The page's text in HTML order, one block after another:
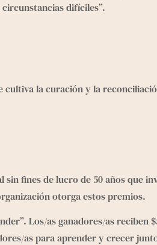
difíciles”.
cultiva la curación y la
fines de lucro de 50 años que
otorga estos premios.
Los/as ganadores/as reciben
as para aprender y crecer